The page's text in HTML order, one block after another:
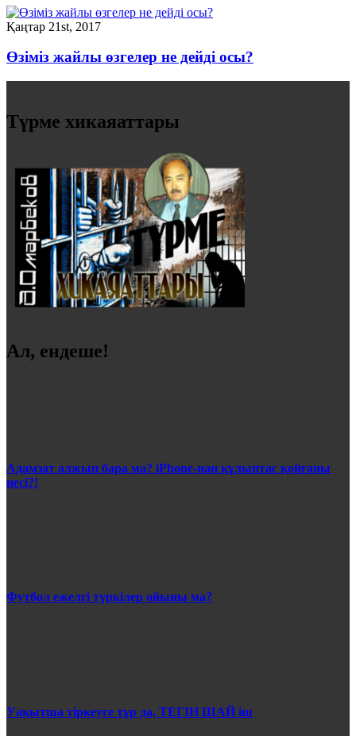
Қаңтар 21st, 2017
Өзіміз жайлы өзгелер не дейді осы?
Түрме хикаяаттары
Ал, ендеше!
Адамзат алжып бара ма? iPhone-нан құлыптас қойғаны
несі?!
Футбол ежелгі түркілер ойыны ма?
Уақытша тіркеуге тұр да, ТЕГІН ШАЙ іш